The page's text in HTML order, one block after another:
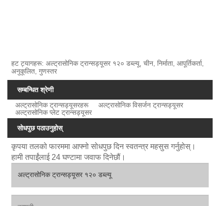
हट ट्यागहरू: अल्ट्रासोनिक ट्रान्सड्यूसर १२० डब्ल्यू, चीन, निर्माता, आपूर्तिकर्ता,
अनुकूलित, गुणस्तर
सम्बन्धित श्रेणी
अल्ट्रासोनिक ट्रान्सड्यूसरहरू
अल्ट्रासोनिक विसर्जन ट्रान्सड्यूसर
अल्ट्रासोनिक प्लेट ट्रान्सड्यूसर
सोधपुछ पठाउनुहोस्
कृपया तलको फारममा आफ्नो सोधपुछ दिन स्वतन्त्र महसुस गर्नुहोस्।
हामी तपाईंलाई 24 घण्टामा जवाफ दिनेछौं।